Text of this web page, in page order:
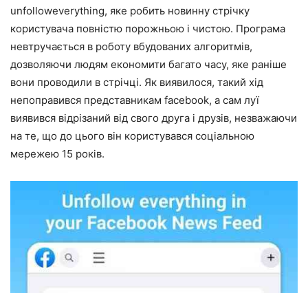
unfolloweverything, яке робить новинну стрічку
користувача повністю порожньою і чистою. Програма
невтручається в роботу вбудованих алгоритмів,
дозволяючи людям економити багато часу, яке раніше
вони проводили в стрічці. Як виявилося, такий хід
непоправився представникам facebook, а сам луї
виявився відрізаний від свого друга і друзів, незважаючи
на те, що до цього він користувався соціальною
мережею 15 років.